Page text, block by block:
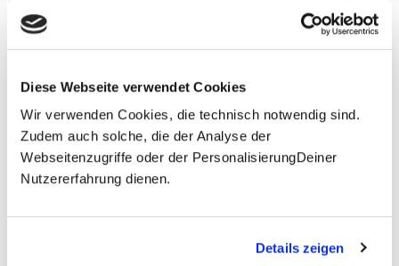
Diese Webseite verwendet Cookies
Wir verwenden Cookies, die technisch notwendig sind.
Zudem auch solche, die der Analyse der
Webseitenzugriffe oder der PersonalisierungDeiner
Nutzererfahrung dienen.
Details zeigen
prüfen
**Halbes Doppelzimmer: Zwei gleichgeschlechtliche
Personen teilen sich die Unterkunft. Wir berechnen (je
nach Reise) bei Buchung entweder den halben, einen
Finden wir eine/n Partner/in, dann erhältst Du den